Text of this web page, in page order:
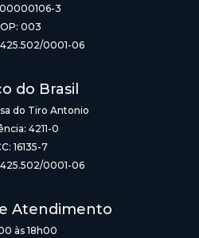
3
OP: 003
0001-06
do Brasil
do Tiro Antonio
4211-0
16135-7
0001-06
Atendimento
às 18h00